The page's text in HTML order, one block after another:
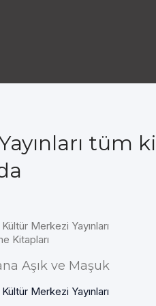
tüm
Merkezi Yayınları
Kitapları
Aşık ve Maşuk
Merkezi Yayınları